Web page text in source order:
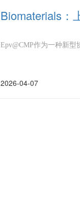
Biomaterials：
Epv@CMP作为一种新
2026-04-07